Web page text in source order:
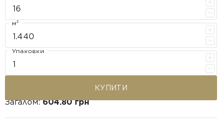
м²
Упаковки
КУПИТИ
Загалом:604.80 грн